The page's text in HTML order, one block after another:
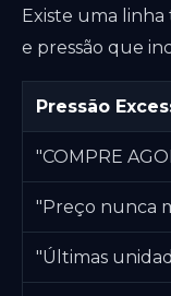
Existe uma
e pressão que
Pressão
"COMPRE
"Preço nunca
"Últimas